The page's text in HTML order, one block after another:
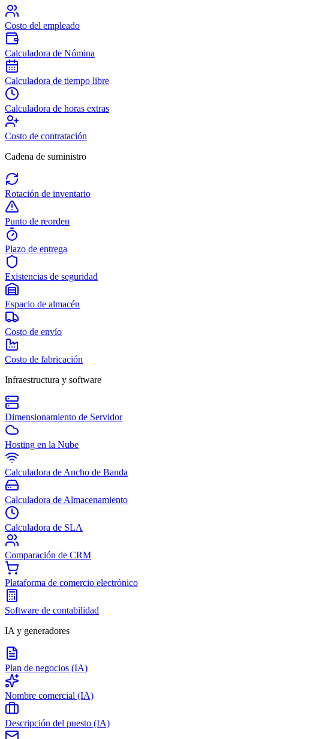
Costo del empleado
Calculadora de Nómina
Calculadora de tiempo libre
Calculadora de horas extras
Costo de contratación
Cadena de suministro
Rotación de inventario
Punto de reorden
Plazo de entrega
Existencias de seguridad
Espacio de almacén
Costo de envío
Costo de fabricación
Infraestructura y software
Dimensionamiento de Servidor
Hosting en la Nube
Calculadora de Ancho de Banda
Calculadora de Almacenamiento
Calculadora de SLA
Comparación de CRM
Plataforma de comercio electrónico
Software de contabilidad
IA y generadores
Plan de negocios (IA)
Nombre comercial (IA)
Descripción del puesto (IA)